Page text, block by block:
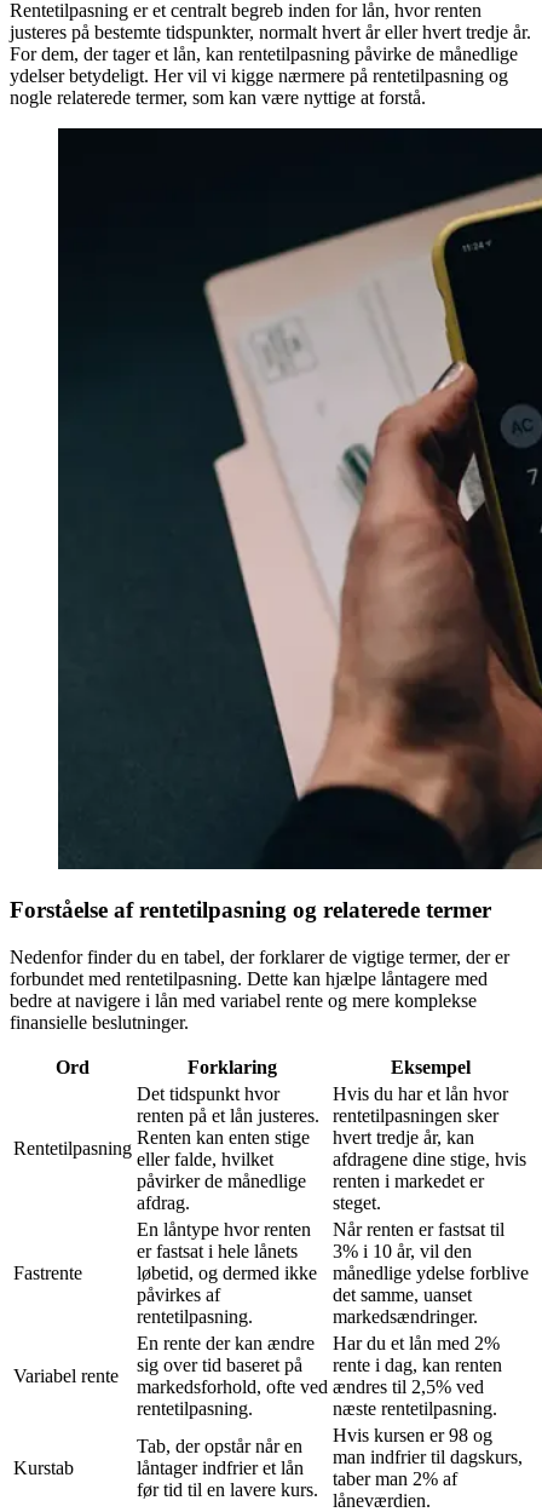
Rentetilpasning er et centralt begreb inden for lån, hvor renten
justeres på bestemte tidspunkter, normalt hvert år eller hvert tredje år.
For dem, der tager et lån, kan rentetilpasning påvirke de månedlige
ydelser betydeligt. Her vil vi kigge nærmere på rentetilpasning og
nogle relaterede termer, som kan være nyttige at forstå.
Forståelse af rentetilpasning og relaterede termer
Nedenfor finder du en tabel, der forklarer de vigtige termer, der er
forbundet med rentetilpasning. Dette kan hjælpe låntagere med
bedre at navigere i lån med variabel rente og mere komplekse
finansielle beslutninger.
Ord Forklaring Eksempel
Rentetilpasning
Det tidspunkt hvor
renten på et lån justeres.
Renten kan enten stige
eller falde, hvilket
påvirker de månedlige
afdrag.
Hvis du har et lån hvor
rentetilpasningen sker
hvert tredje år, kan
afdragene dine stige, hvis
renten i markedet er
steget.
Fastrente
En låntype hvor renten
er fastsat i hele lånets
løbetid, og dermed ikke
påvirkes af
rentetilpasning.
Når renten er fastsat til
3% i 10 år, vil den
månedlige ydelse forblive
det samme, uanset
markedsændringer.
Variabel rente
En rente der kan ændre
sig over tid baseret på
markedsforhold, ofte ved
rentetilpasning.
Har du et lån med 2%
rente i dag, kan renten
ændres til 2,5% ved
næste rentetilpasning.
Kurstab
Tab, der opstår når en
låntager indfrier et lån
før tid til en lavere kurs.
Hvis kursen er 98 og
man indfrier til dagskurs,
taber man 2% af
låneværdien.